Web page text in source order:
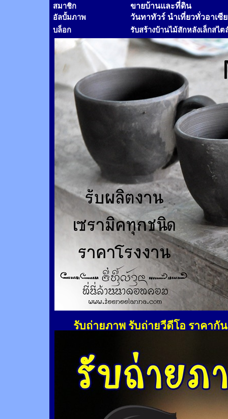
สมาชิก ขายบ้านและที่ดิน
อัลบั้มภาพ วันทาทัวร์ นำเที่ยวทั่วอาเซี
บล็อก รับสร้างบ้านไม้สักหลังเล็กสไต
รับถ่ายภาพ รับถ่ายวีดีโอ ราคากั